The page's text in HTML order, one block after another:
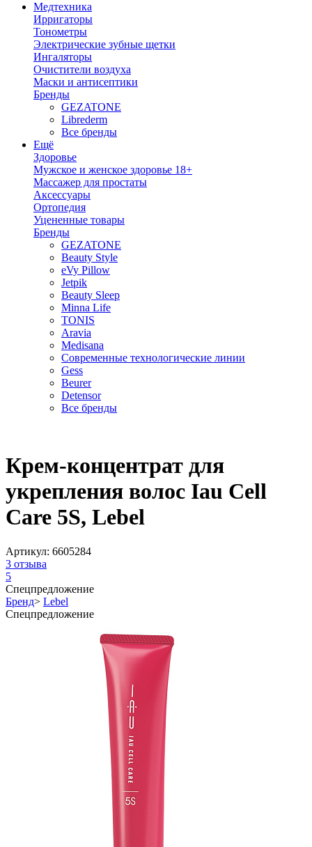
Медтехника
Ирригаторы
Тонометры
Электрические зубные щетки
Ингаляторы
Очистители воздуха
Маски и антисептики
Бренды
GEZATONE
Librederm
Все бренды
Ещё
Здоровье
Мужское и женское здоровье 18+
Массажер для простаты
Аксессуары
Ортопедия
Уцененные товары
Бренды
GEZATONE
Beauty Style
eVy Pillow
Jetpik
Beauty Sleep
Minna Life
TONIS
Aravia
Medisana
Современные технологические линии
Gess
Beurer
Detensor
Все бренды
Крем-концентрат для
укрепления волос Iau Cell
Care 5S, Lebel
Артикул: 6605284
3 отзыва
5
Спецпредложение
Бренд> Lebel
Спецпредложение